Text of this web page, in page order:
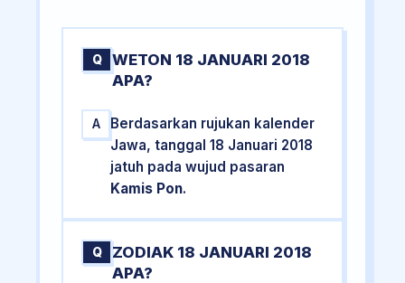
Q
WETON 18 JANUARI 2018
APA?
A
Berdasarkan rujukan kalender
Jawa, tanggal 18 Januari 2018
jatuh pada wujud pasaran
Kamis Pon.
Q
ZODIAK 18 JANUARI 2018
APA?